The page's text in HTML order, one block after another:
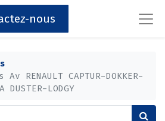
nous
RENAULT CAPTUR-DOKKER-
LODGY